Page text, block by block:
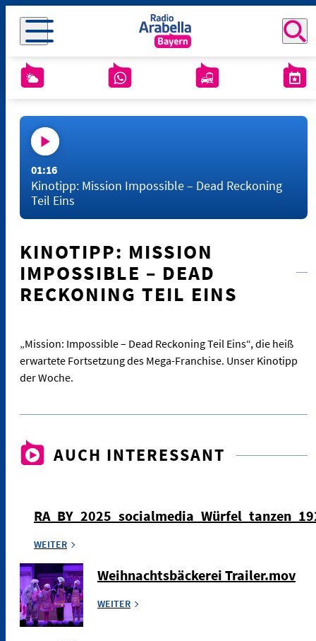
01:16
Kinotipp: Mission Impossible – Dead Reckoning
Teil Eins
KINOTIPP: MISSION
IMPOSSIBLE – DEAD
RECKONING TEIL EINS
„Mission: Impossible – Dead Reckoning Teil Eins“, die heiß
erwartete Fortsetzung des Mega-Franchise. Unser Kinotipp
der Woche.
AUCH INTERESSANT
WEITER
Weihnachtsbäckerei Trailer.mov
WEITER